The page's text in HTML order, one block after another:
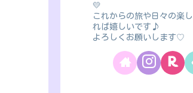
💛
これからの旅や日々の楽
れば嬉しいです♪
よろしくお願いします♡